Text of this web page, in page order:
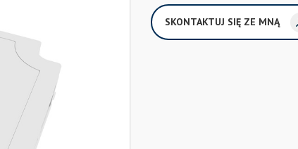
SKONTAKTUJ SIĘ ZE MNĄ